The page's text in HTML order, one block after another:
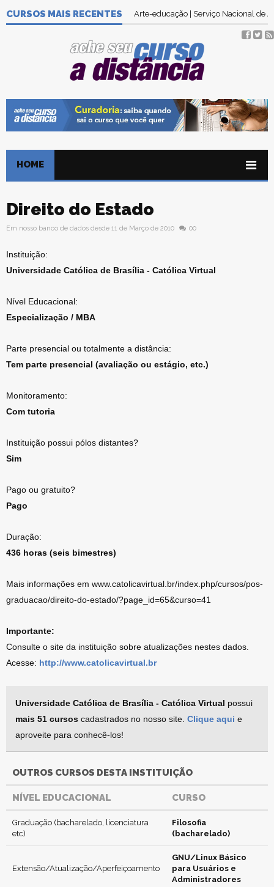
CURSOS MAIS RECENTES Arte-educação | Serviço Nacional de
HOME
Direito do Estado
Em nosso banco de dados desde 11 de Março de 2010 00
Instituição:
Universidade Católica de Brasília - Católica Virtual
Nível Educacional:
Especialização / MBA
Parte presencial ou totalmente a distância:
Tem parte presencial (avaliação ou estágio, etc.)
Monitoramento:
Com tutoria
Instituição possui pólos distantes?
Sim
Pago ou gratuito?
Pago
Duração:
436 horas (seis bimestres)
Mais informações em www.catolicavirtual.br/index.php/cursos/pos-
graduacao/direito-do-estado/?page_id=65&curso=41
Importante:
Consulte o site da instituição sobre atualizações nestes dados.
Acesse: http://www.catolicavirtual.br
Universidade Católica de Brasília - Católica Virtual possui
mais 51 cursos cadastrados no nosso site. Clique aqui e
aproveite para conhecê-los!
OUTROS CURSOS DESTA INSTITUIÇÃO
NÍVEL EDUCACIONAL CURSO
Graduação (bacharelado, licenciatura
etc)
Filosofia
(bacharelado)
Extensão/Atualização/Aperfeiçoamento
GNU/Linux Básico
para Usuários e
Administradores